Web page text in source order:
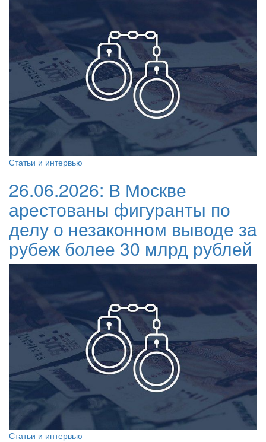
Статьи и интервью
26.06.2026: В Москве
арестованы фигуранты по
делу о незаконном выводе за
рубеж более 30 млрд рублей
Статьи и интервью